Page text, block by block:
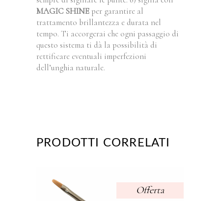
MAGIC SHINE per garantire al
trattamento brillantezza e durata nel
tempo. Ti accorgerai che ogni passaggio di
questo sistema ti dà la possibilità di
rettificare eventuali imperfezioni
dell’unghia naturale.
PRODOTTI CORRELATI
Offerta